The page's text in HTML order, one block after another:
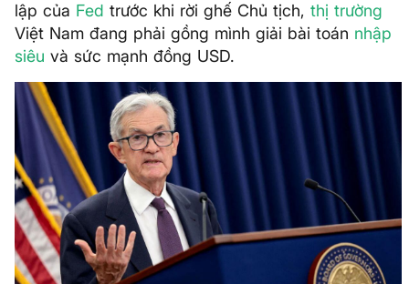
lập của Fed trước khi rời ghế Chủ tịch, thị trường
Việt Nam đang phải gồng mình giải bài toán nhập
siêu và sức mạnh đồng USD.